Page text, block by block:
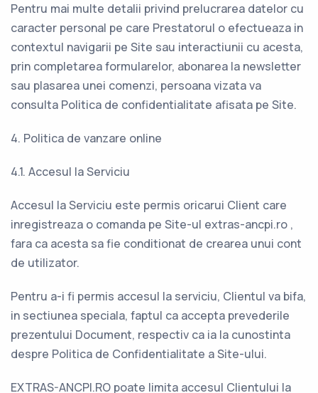
Pentru mai multe detalii privind prelucrarea datelor cu
caracter personal pe care Prestatorul o efectueaza in
contextul navigarii pe Site sau interactiunii cu acesta,
prin completarea formularelor, abonarea la newsletter
sau plasarea unei comenzi, persoana vizata va
consulta Politica de confidentialitate afisata pe Site.
4. Politica de vanzare online
4.1. Accesul la Serviciu
Accesul la Serviciu este permis oricarui Client care
inregistreaza o comanda pe Site-ul extras-ancpi.ro ,
fara ca acesta sa fie conditionat de crearea unui cont
de utilizator.
Pentru a-i fi permis accesul la serviciu, Clientul va bifa,
in sectiunea speciala, faptul ca accepta prevederile
prezentului Document, respectiv ca ia la cunostinta
despre Politica de Confidentialitate a Site-ului.
EXTRAS-ANCPI.RO poate limita accesul Clientului la